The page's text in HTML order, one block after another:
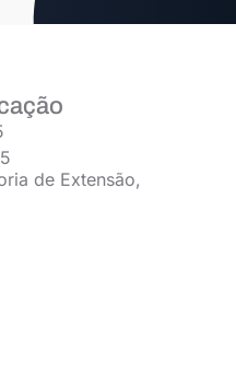
de Extensão,